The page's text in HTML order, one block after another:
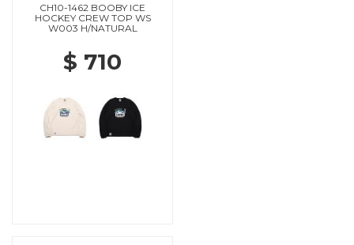
CH10-1462 BOOBY ICE
HOCKEY CREW TOP WS
W003 H/NATURAL
$ 710